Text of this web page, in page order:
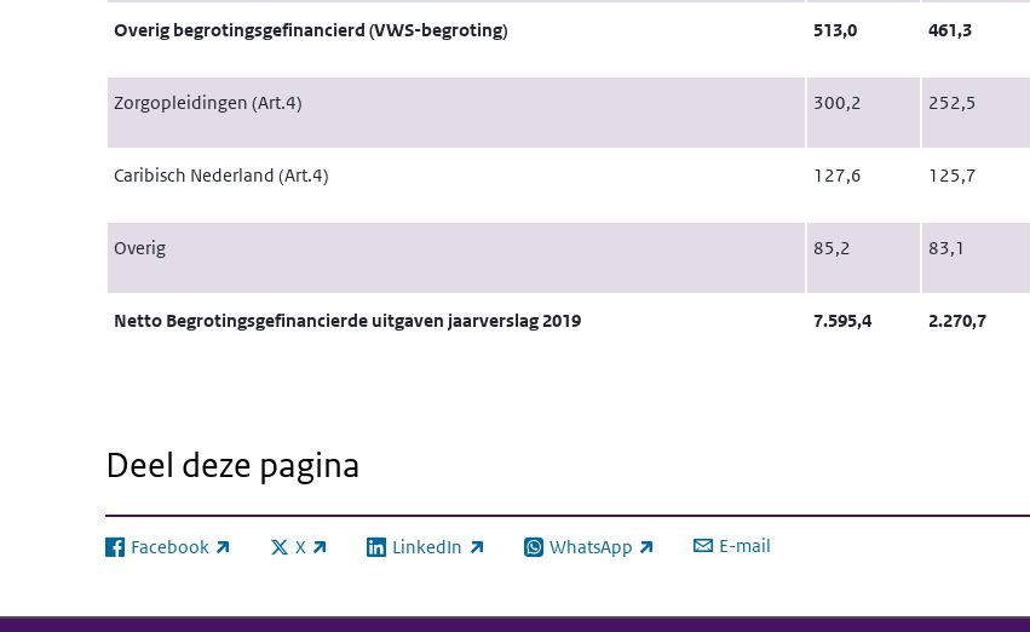
Overig begrotingsgefinancierd (VWS-begroting) 513,0 461,3
Zorgopleidingen (Art.4) 300,2 252,5
Caribisch Nederland (Art.4) 127,6 125,7
Overig 85,2 83,1
Netto Begrotingsgefinancierde uitgaven jaarverslag 2019 7.595,4 2.270,7
Deel deze pagina
Facebook
(externe link) X
(externe link) LinkedIn
(externe link) WhatsApp
(externe link) E-mail